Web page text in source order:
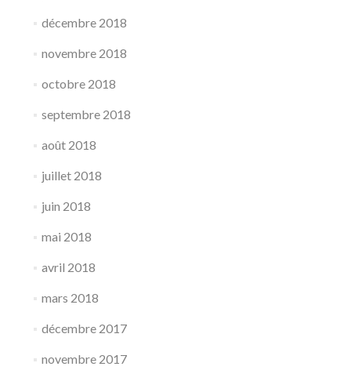
décembre 2018
novembre 2018
octobre 2018
septembre 2018
août 2018
juillet 2018
juin 2018
mai 2018
avril 2018
mars 2018
décembre 2017
novembre 2017